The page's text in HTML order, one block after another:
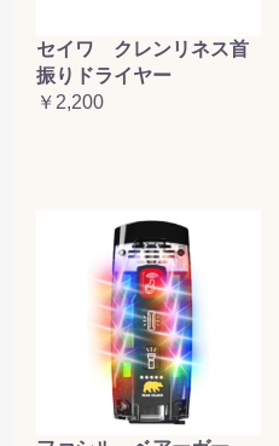
セイワ クレンリネス首
振りドライヤー
￥2,200